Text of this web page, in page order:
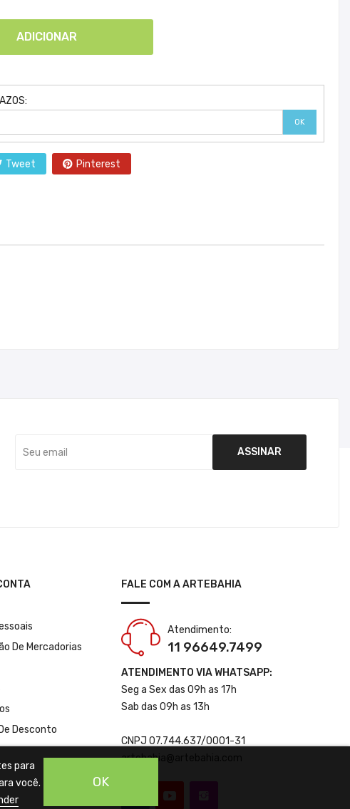
ADICIONAR
OK
Tweet Pinterest
De Mercadorias
Desconto
FALE COM A ARTEBAHIA
Atendimento:
11 96649.7499
ATENDIMENTO VIA WHATSAPP:
Seg a Sex das 09h as 17h
Sab das 09h as 13h
CNPJ 07.744.637/0001-31
artebahia@artebahia.com
para
você.
OK